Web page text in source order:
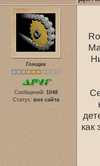
Гонщик
Сообщений: 1048
Статус: вне сайта
как